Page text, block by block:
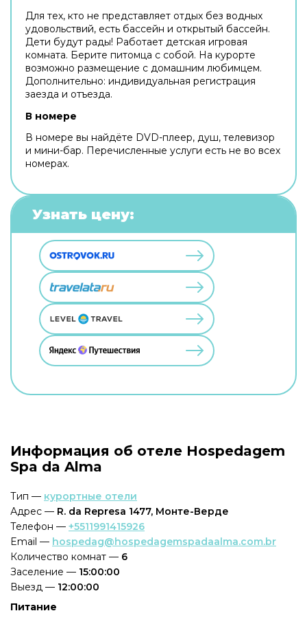
Для тех, кто не представляет отдых без водных
удовольствий, есть бассейн и открытый бассейн.
Дети будут рады! Работает детская игровая
комната. Берите питомца с собой. На курорте
возможно размещение с домашним любимцем.
Дополнительно: индивидуальная регистрация
заезда и отъезда.
В номере
В номере вы найдёте DVD-плеер, душ, телевизор
и мини-бар. Перечисленные услуги есть не во всех
номерах.
Узнать цену:
Информация об отеле Hospedagem
Spa da Alma
Тип — курортные отели
Адрес — R. da Represa 1477, Монте-Верде
Телефон — +5511991415926
Email — hospedag@hospedagemspadaalma.com.br
Количество комнат — 6
Заселение — 15:00:00
Выезд — 12:00:00
Питание